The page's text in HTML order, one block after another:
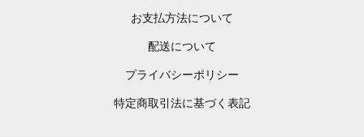
お支払方法について
配送について
プライバシーポリシー
特定商取引法に基づく表記